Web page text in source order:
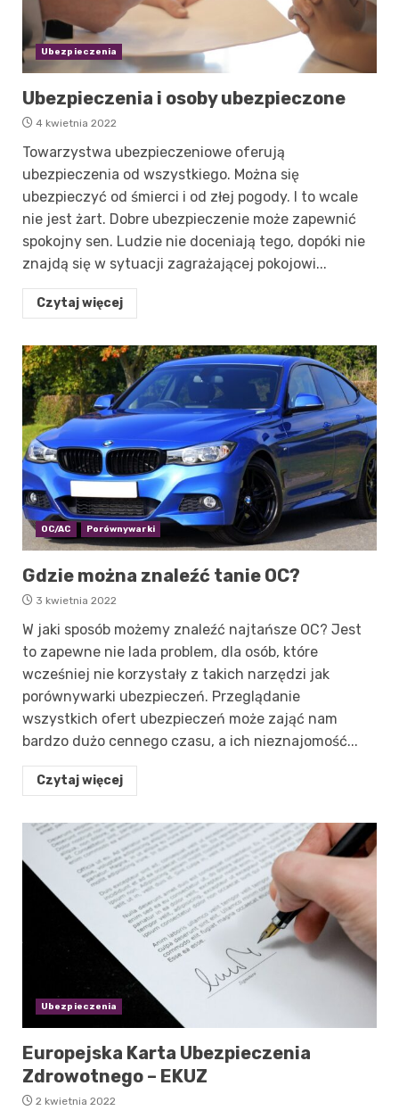
Ubezpieczenia
Ubezpieczenia i osoby ubezpieczone
4 kwietnia 2022
Towarzystwa ubezpieczeniowe oferują
ubezpieczenia od wszystkiego. Można się
ubezpieczyć od śmierci i od złej pogody. I to wcale
nie jest żart. Dobre ubezpieczenie może zapewnić
spokojny sen. Ludzie nie doceniają tego, dopóki nie
znajdą się w sytuacji zagrażającej pokojowi...
Czytaj więcej
OC/AC Porównywarki
Gdzie można znaleźć tanie OC?
3 kwietnia 2022
W jaki sposób możemy znaleźć najtańsze OC? Jest
to zapewne nie lada problem, dla osób, które
wcześniej nie korzystały z takich narzędzi jak
porównywarki ubezpieczeń. Przeglądanie
wszystkich ofert ubezpieczeń może zająć nam
bardzo dużo cennego czasu, a ich nieznajomość...
Czytaj więcej
Ubezpieczenia
Europejska Karta Ubezpieczenia
Zdrowotnego – EKUZ
2 kwietnia 2022